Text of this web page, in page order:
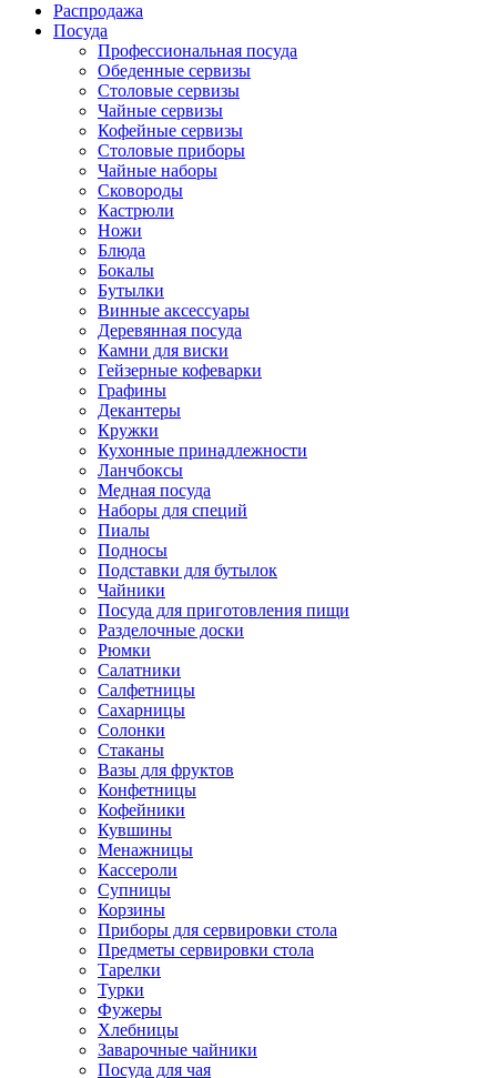
Распродажа
Посуда
Профессиональная посуда
Обеденные сервизы
Столовые сервизы
Чайные сервизы
Кофейные сервизы
Столовые приборы
Чайные наборы
Сковороды
Кастрюли
Ножи
Блюда
Бокалы
Бутылки
Винные аксессуары
Деревянная посуда
Камни для виски
Гейзерные кофеварки
Графины
Декантеры
Кружки
Кухонные принадлежности
Ланчбоксы
Медная посуда
Наборы для специй
Пиалы
Подносы
Подставки для бутылок
Чайники
Посуда для приготовления пищи
Разделочные доски
Рюмки
Салатники
Салфетницы
Сахарницы
Солонки
Стаканы
Вазы для фруктов
Конфетницы
Кофейники
Кувшины
Менажницы
Кассероли
Супницы
Корзины
Приборы для сервировки стола
Предметы сервировки стола
Тарелки
Турки
Фужеры
Хлебницы
Заварочные чайники
Посуда для чая